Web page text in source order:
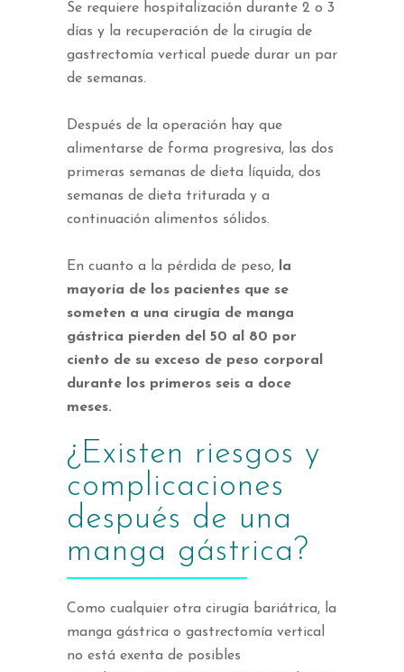
Se requiere hospitalización durante 2 o 3
días y la recuperación de la cirugía de
gastrectomía vertical puede durar un par
de semanas.
Después de la operación hay que
alimentarse de forma progresiva, las dos
primeras semanas de dieta líquida, dos
semanas de dieta triturada y a
continuación alimentos sólidos.
En cuanto a la pérdida de peso,
la
mayoría de los pacientes que se
someten a una cirugía de manga
gástrica pierden del 50 al 80 por
ciento de su exceso de peso corporal
durante los primeros seis a doce
meses.
¿Existen riesgos y
complicaciones
después de una
manga gástrica?
Como cualquier otra cirugía bariátrica, la
manga gástrica o gastrectomía vertical
no está exenta de posibles